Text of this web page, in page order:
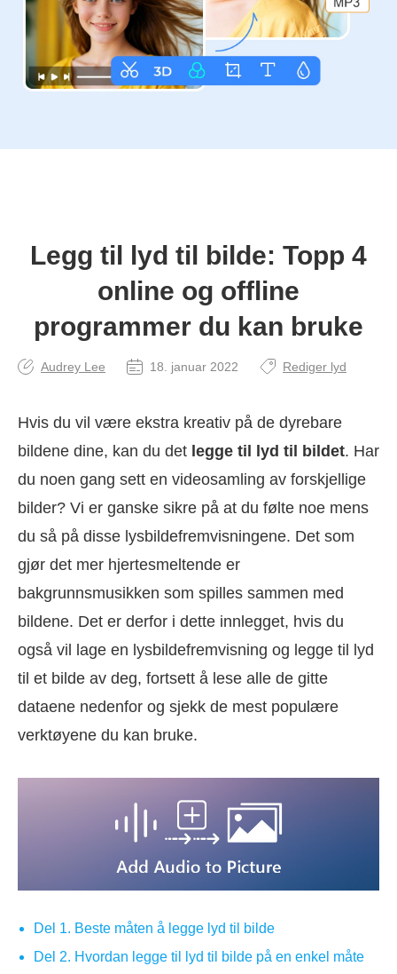
Legg til lyd til bilde: Topp 4
online og offline
programmer du kan bruke
Audrey Lee 18. januar 2022 Rediger lyd
Hvis du vil være ekstra kreativ på de dyrebare
bildene dine, kan du det legge til lyd til bildet. Har
du noen gang sett en videosamling av forskjellige
bilder? Vi er ganske sikre på at du følte noe mens
du så på disse lysbildefremvisningene. Det som
gjør det mer hjertesmeltende er
bakgrunnsmusikken som spilles sammen med
bildene. Det er derfor i dette innlegget, hvis du
også vil lage en lysbildefremvisning og legge til lyd
til et bilde av deg, fortsett å lese alle de gitte
dataene nedenfor og sjekk de mest populære
verktøyene du kan bruke.
Del 1. Beste måten å legge lyd til bilde
Del 2. Hvordan legge til lyd til bilde på en enkel måte